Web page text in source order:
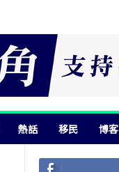
熱話 移民 博客